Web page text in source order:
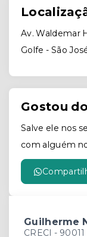
Av. Waldemar
Golfe - São
Gostou
Salve ele nos
com alguém
Guilherme
CRECI - 90011